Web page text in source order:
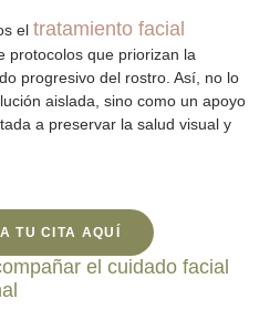
el tratamiento facial
protocolos que priorizan la
progresivo del rostro. Así, no lo
aislada, sino como un apoyo
a preservar la salud visual y
TU CITA AQUÍ
el cuidado facial